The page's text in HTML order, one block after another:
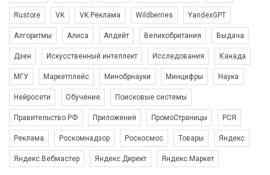
Rustore VK VK Реклама Wildberries YandexGPT
Алгоритмы Алиса Апдейт Великобритания Выдача
Дзен Искусственный интеллект Исследования Канада
МГУ Маркетплейс Минобрнауки Минцифры Наука
Нейросети Обучение Поисковые системы
Правительство РФ Приложения ПромоСтраницы РСЯ
Реклама Роскомнадзор Роскосмос Товары Яндекс
Яндекс.Вебмастер Яндекс.Директ Яндекс.Маркет